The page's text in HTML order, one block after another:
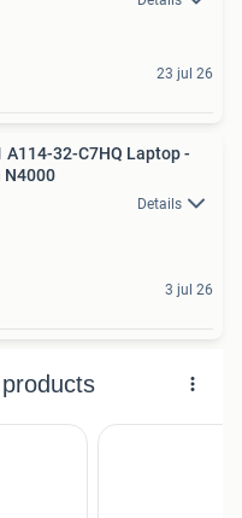
23 jul 26
A114-32-C7HQ Laptop -
N4000
Details
3 jul 26